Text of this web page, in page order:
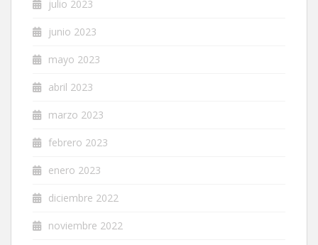
julio 2023
junio 2023
mayo 2023
abril 2023
marzo 2023
febrero 2023
enero 2023
diciembre 2022
noviembre 2022